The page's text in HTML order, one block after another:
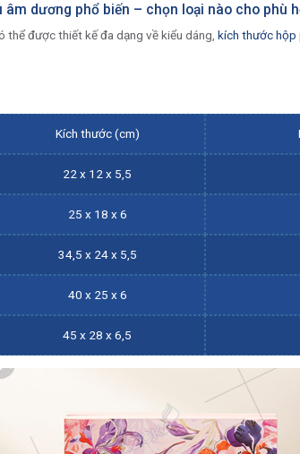
dương phổ biến – chọn loại nào cho phù
được thiết kế đa dạng về kiểu dáng, kích thước hộp
Kích thước (cm)
22 x 12 x 5,5
25 x 18 x 6
34,5 x 24 x 5,5
40 x 25 x 6
45 x 28 x 6,5